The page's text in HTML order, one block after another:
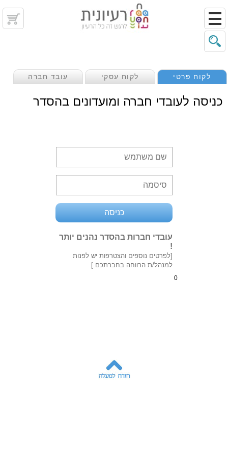
לקוח פרטי לקוח עסקי עובד חברה
כניסה לעובדי חברה ומועדונים בהסדר
עובדי חברות בהסדר נהנים יותר
!
[לפרטים נוספים והצטרפות יש לפנות
למנהל/ת הרווחה בחברתכם.]
0